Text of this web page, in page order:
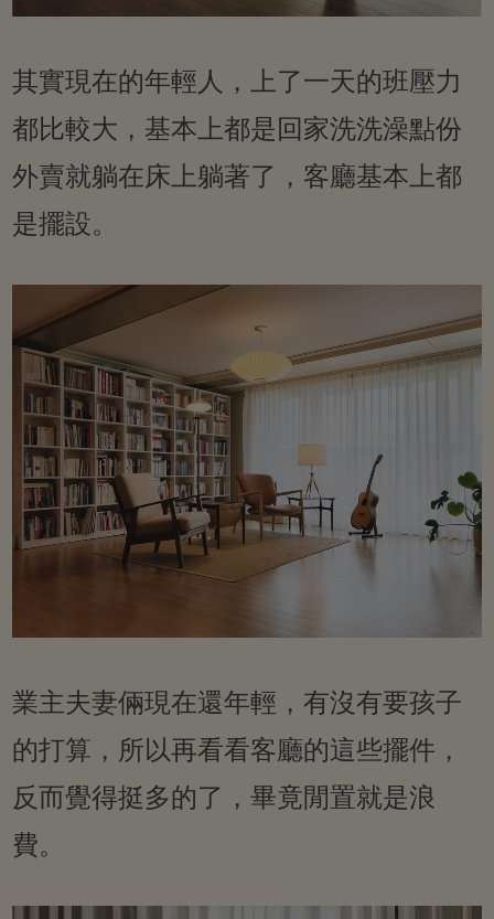
其實現在的年輕人，上了一天的班壓力
都比較大，基本上都是回家洗洗澡點份
外賣就躺在床上躺著了，客廳基本上都
是擺設。
業主夫妻倆現在還年輕，有沒有要孩子
的打算，所以再看看客廳的這些擺件，
反而覺得挺多的了，畢竟閒置就是浪
費。